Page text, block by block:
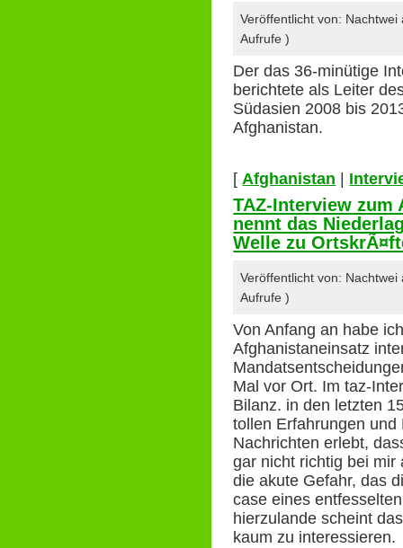
Veröffentlicht von:
Aufrufe )
Der das 36-minütige
berichtete als Leiter
Südasien 2008 bis
Afghanistan.
[ Afghanistan |
TAZ-Interview zum
nennt das
Welle zu
Veröffentlicht von:
Aufrufe )
Von Anfang an habe
Afghanistaneinsatz
Mal vor Ort. Im taz-
Bilanz. in den letzten
tollen Erfahrungen
Nachrichten erlebt,
gar nicht richtig bei mir
die akute Gefahr, das
case eines
hierzulande scheint
kaum zu